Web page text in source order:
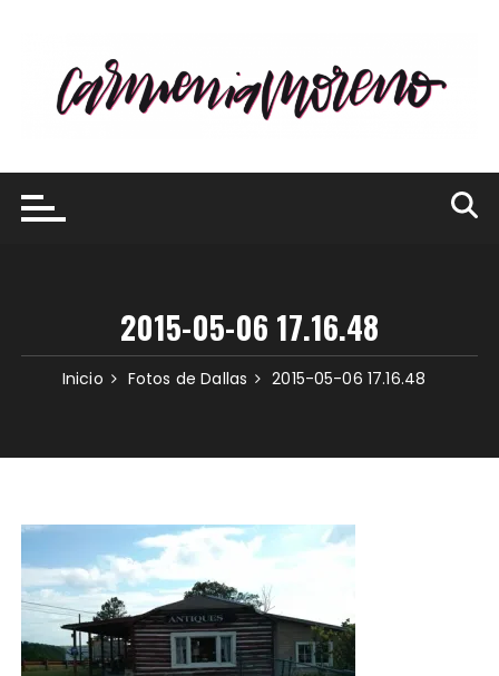
contenido
2015-05-06 17.16.48
Inicio Fotos de Dallas 2015-05-06 17.16.48